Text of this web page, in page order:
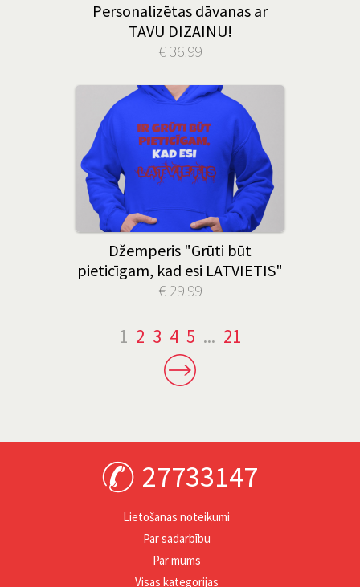
Personalizētas dāvanas ar
TAVU DIZAINU!
€ 36.99
Džemperis "Grūti būt
pieticīgam, kad esi LATVIETIS"
€ 29.99
1 2 3 4 5 ... 21
27733147
Lietošanas noteikumi
Par sadarbību
Par mums
Visas kategorijas